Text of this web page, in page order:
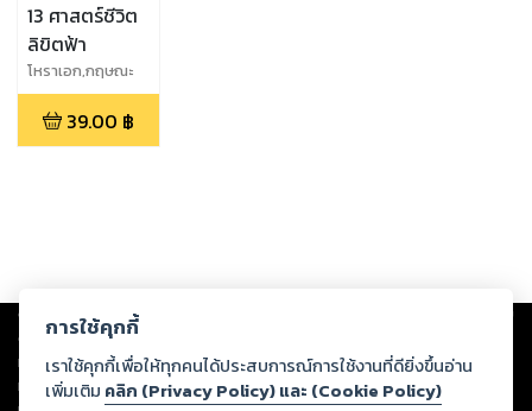
13 ศาสตร์ชีวิต
ลิขิตฟ้า
โหราเอก,กฤษณะ
พงศ์ กำลังเอก
39.00 ฿
Copyright © 2026
ต่อผลงานหรือเนื้อหาใดที่อัปโหลดผ่านเว็บไซต์และปรากฏว่าละเมิดสิทธิใน
ทรัพย์สินทางปัญญาของบุคคลอื่นหรือขัดต่อกฎหมายและศีลธรรม ดังนั้น ผู้อ่าน
ทุกท่านโปรดใช้วิจารณญาณในการกลั่นกรองด้วยตนเอง และหากท่านพบว่าส่วน
การใช้คุกกี้
เราใช้คุกกี้เพื่อให้ทุกคนได้ประสบการณ์การใช้งานที่ดียิ่งขึ้นอ่าน
เพิ่มเติม คลิก (Privacy Policy) และ (Cookie Policy)